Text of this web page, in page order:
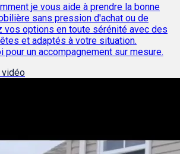
je vous aide à prendre la bonne
sans pression d'achat ou de
vos options en toute sérénité avec des
et adaptés à votre situation.
pour un accompagnement sur mesure.
vidéo